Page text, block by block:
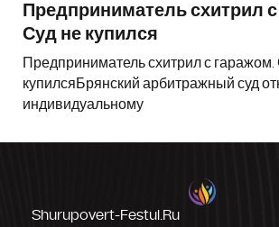
Предприниматель схитрил
Суд не купился
Предприниматель схитрил с гаражом.
купилсяБрянский арбитражный суд
индивидуальному
Shurupovert-Festul.ru